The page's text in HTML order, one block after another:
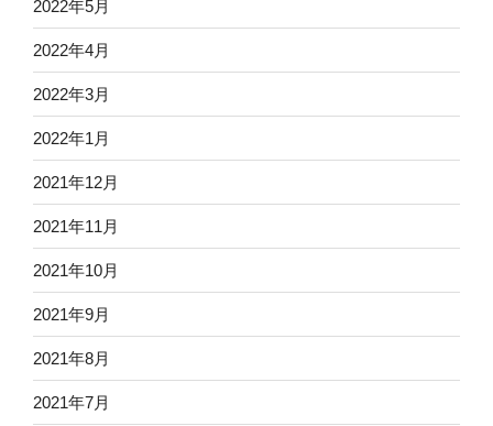
2022年5月
2022年4月
2022年3月
2022年1月
2021年12月
2021年11月
2021年10月
2021年9月
2021年8月
2021年7月